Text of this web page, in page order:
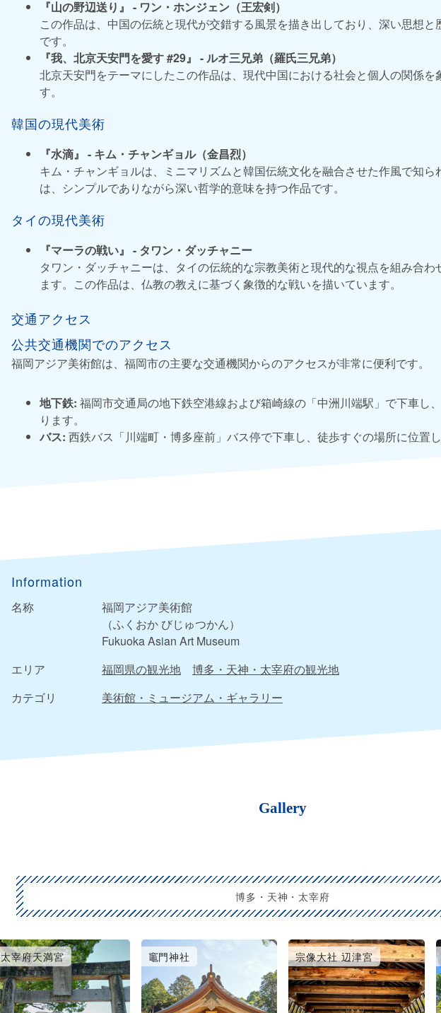
『山の野辺送り』 - ワン・ホンジェン（王宏剣）
この作品は、中国の伝統と現代が交錯する風景を描き出しており、深い思想
です。
『我、北京天安門を愛す #29』 - ルオ三兄弟（羅氏三兄弟）
北京天安門をテーマにしたこの作品は、現代中国における社会と個人の関係を
す。
韓国の現代美術
『水滴』 - キム・チャンギョル（金昌烈）
キム・チャンギョルは、ミニマリズムと韓国伝統文化を融合させた作風で知ら
は、シンプルでありながら深い哲学的意味を持つ作品です。
タイの現代美術
『マーラの戦い』 - タワン・ダッチャニー
タワン・ダッチャニーは、タイの伝統的な宗教美術と現代的な視点を組み合
ます。この作品は、仏教の教えに基づく象徴的な戦いを描いています。
交通アクセス
公共交通機関でのアクセス
福岡アジア美術館は、福岡市の主要な交通機関からのアクセスが非常に便利です。
地下鉄: 福岡市交通局の地下鉄空港線および箱崎線の「中洲川端駅」で下車し
ります。
バス: 西鉄バス「川端町・博多座前」バス停で下車し、徒歩すぐの場所に位置
Information
名称
福岡アジア美術館
（ふくおか びじゅつかん）
Fukuoka Asian Art Museum
エリア
福岡県の観光地
博多・天神・太宰府の観光地
カテゴリ
美術館・ミュージアム・ギャラリー
Gallery
博多・天神・太宰府
太宰府天満宮 竈門神社 宗像大社 辺津宮